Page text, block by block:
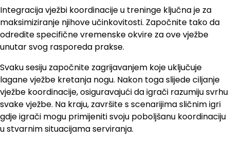
Integracija vježbi koordinacije u treninge ključna je za
maksimiziranje njihove učinkovitosti. Započnite tako da
odredite specifične vremenske okvire za ove vježbe
unutar svog rasporeda prakse.
Svaku sesiju započnite zagrijavanjem koje uključuje
lagane vježbe kretanja nogu. Nakon toga slijede ciljanje
vježbe koordinacije, osiguravajući da igrači razumiju svrhu
svake vježbe. Na kraju, završite s scenarijima sličnim igri
gdje igrači mogu primijeniti svoju poboljšanu koordinaciju
u stvarnim situacijama serviranja.